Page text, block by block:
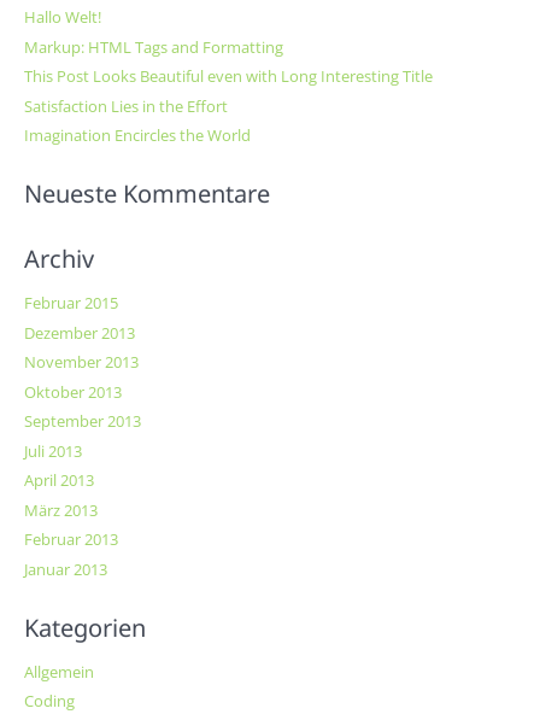
Hallo Welt!
Markup: HTML Tags and Formatting
This Post Looks Beautiful even with Long Interesting Title
Satisfaction Lies in the Effort
Imagination Encircles the World
Neueste Kommentare
Archiv
Februar 2015
Dezember 2013
November 2013
Oktober 2013
September 2013
Juli 2013
April 2013
März 2013
Februar 2013
Januar 2013
Kategorien
Allgemein
Coding